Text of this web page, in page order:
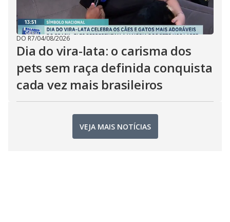
DO R7/04/08/2026
Dia do vira-lata: o carisma dos
pets sem raça definida conquista
cada vez mais brasileiros
VEJA MAIS NOTÍCIAS